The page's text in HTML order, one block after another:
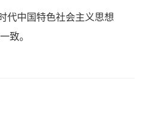
代中国特色社会主义思想
致。